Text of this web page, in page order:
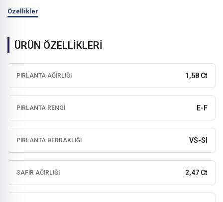
Özellikler
ÜRÜN ÖZELLİKLERİ
PIRLANTA AĞIRLIĞI 1,58 Ct
PIRLANTA RENGI E-F
PIRLANTA BERRAKLIĞI VS-SI
SAFIR AĞIRLIĞI 2,47 Ct